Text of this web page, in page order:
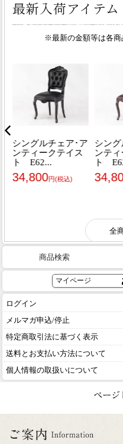
商品検索
マイページ
ログイン
メルマガ申込/停止
特定商取引法に基づく表示
送料とお支払い方法について
個人情報の取扱いについて